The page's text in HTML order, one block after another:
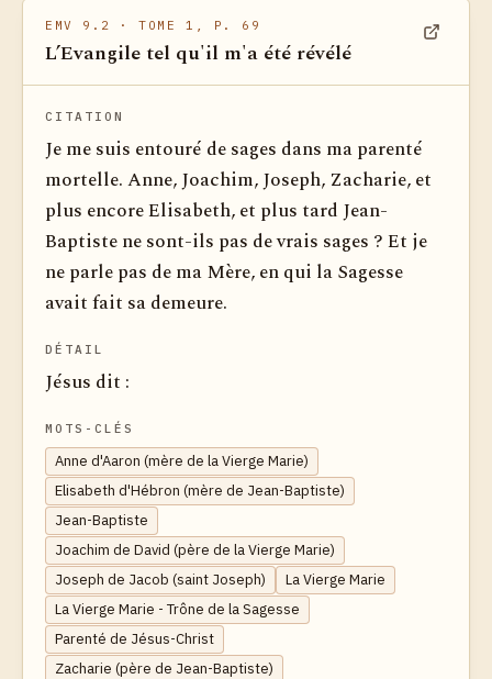
EMV 9.2 · TOME 1, P. 69
L’Evangile tel qu'il m'a été révélé
CITATION
Je me suis entouré de sages dans ma parenté
mortelle. Anne, Joachim, Joseph, Zacharie, et
plus encore Elisabeth, et plus tard Jean-
Baptiste ne sont-ils pas de vrais sages ? Et je
ne parle pas de ma Mère, en qui la Sagesse
avait fait sa demeure.
DÉTAIL
Jésus dit :
MOTS-CLÉS
Anne d'Aaron (mère de la Vierge Marie)
Elisabeth d'Hébron (mère de Jean-Baptiste)
Jean-Baptiste
Joachim de David (père de la Vierge Marie)
Joseph de Jacob (saint Joseph)
La Vierge Marie
La Vierge Marie - Trône de la Sagesse
Parenté de Jésus-Christ
Zacharie (père de Jean-Baptiste)